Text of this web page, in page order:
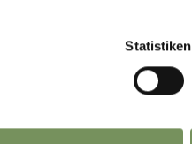
Statistiken